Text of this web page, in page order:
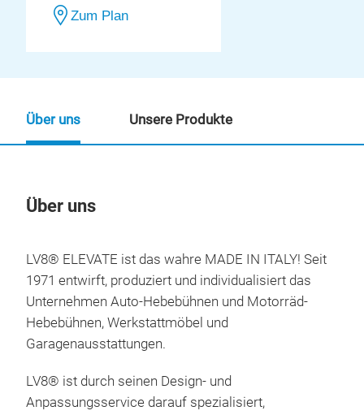
Zum Plan
Über uns
LV8® ELEVATE ist das wahre MADE IN ITALY! Seit
1971 entwirft, produziert und individualisiert das
Unternehmen Auto-Hebebühnen und Motorräd-
Hebebühnen, Werkstattmöbel und
Garagenausstattungen.
LV8® ist durch seinen Design- und
Anpassungsservice darauf spezialisiert,
Über uns Unsere Produkte